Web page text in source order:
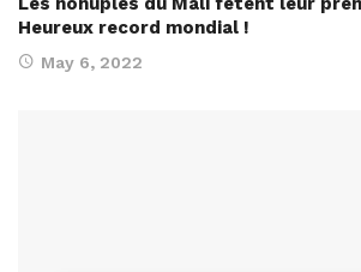
Heureux record mondial !
May 6, 2022